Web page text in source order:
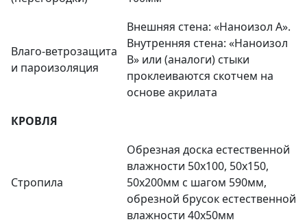
Влаго-ветрозащита
и пароизоляция
Внешняя стена: «Наноизол А».
Внутренняя стена: «Наноизол
В» или (аналоги) стыки
проклеиваются скотчем на
основе акрилата
КРОВЛЯ
Стропила
Обрезная доска естественной
влажности 50х100, 50х150,
50х200мм с шагом 590мм,
обрезной брусок естественной
влажности 40х50мм